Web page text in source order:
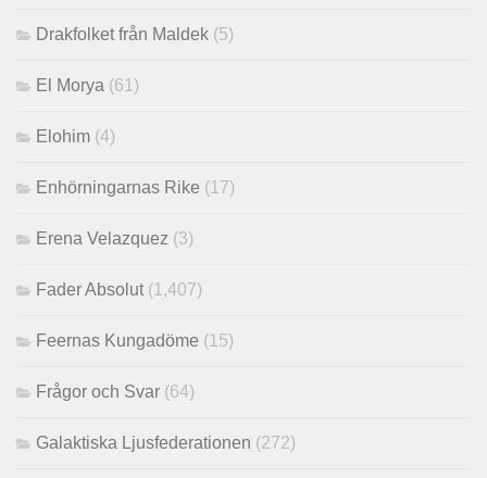
Drakfolket från Maldek (5)
El Morya (61)
Elohim (4)
Enhörningarnas Rike (17)
Erena Velazquez (3)
Fader Absolut (1,407)
Feernas Kungadöme (15)
Frågor och Svar (64)
Galaktiska Ljusfederationen (272)